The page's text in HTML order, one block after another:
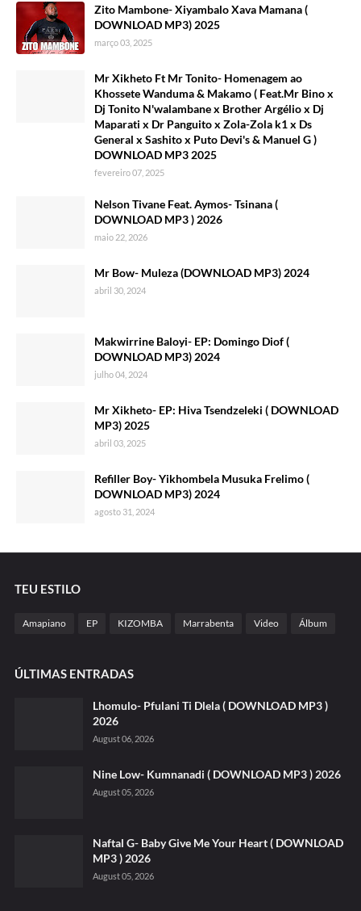
Zito Mambone- Xiyambalo Xava Mamana (
DOWNLOAD MP3) 2025
março 03, 2025
Mr Xikheto Ft Mr Tonito- Homenagem ao
Khossete Wanduma & Makamo ( Feat.Mr Bino x
Dj Tonito N'walambane x Brother Argélio x Dj
Maparati x Dr Panguito x Zola-Zola k1 x Ds
General x Sashito x Puto Devi's & Manuel G )
DOWNLOAD MP3 2025
fevereiro 07, 2025
Nelson Tivane Feat. Aymos- Tsinana (
DOWNLOAD MP3 ) 2026
maio 22, 2026
Mr Bow- Muleza (DOWNLOAD MP3) 2024
abril 30, 2024
Makwirrine Baloyi- EP: Domingo Diof (
DOWNLOAD MP3) 2024
julho 04, 2024
Mr Xikheto- EP: Hiva Tsendzeleki ( DOWNLOAD
MP3) 2025
abril 03, 2025
Refiller Boy- Yikhombela Musuka Frelimo (
DOWNLOAD MP3) 2024
agosto 31, 2024
TEU ESTILO
Amapiano EP KIZOMBA Marrabenta Video Álbum
ÚLTIMAS ENTRADAS
Lhomulo- Pfulani Ti Dlela ( DOWNLOAD MP3 )
2026
August 06, 2026
Nine Low- Kumnanadi ( DOWNLOAD MP3 ) 2026
August 05, 2026
Naftal G- Baby Give Me Your Heart ( DOWNLOAD
MP3 ) 2026
August 05, 2026